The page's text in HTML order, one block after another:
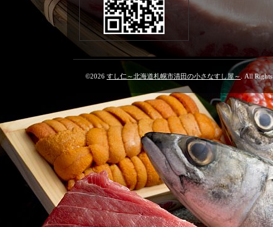
©2026 すし仁～北海道札幌市清田の小さなすし屋～ . All